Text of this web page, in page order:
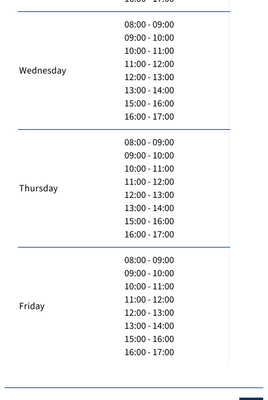
Wednesday
08:00 - 09:00
09:00 - 10:00
10:00 - 11:00
11:00 - 12:00
12:00 - 13:00
13:00 - 14:00
15:00 - 16:00
16:00 - 17:00
Thursday
08:00 - 09:00
09:00 - 10:00
10:00 - 11:00
11:00 - 12:00
12:00 - 13:00
13:00 - 14:00
15:00 - 16:00
16:00 - 17:00
Friday
08:00 - 09:00
09:00 - 10:00
10:00 - 11:00
11:00 - 12:00
12:00 - 13:00
13:00 - 14:00
15:00 - 16:00
16:00 - 17:00